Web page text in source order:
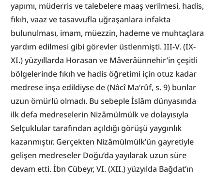
yapımı, müderris ve talebelere maaş verilmesi, hadis,
fıkıh, vaaz ve tasavvufla uğraşanlara infakta
bulunulması, imam, müezzin, hademe ve muhtaçlara
yardım edilmesi gibi görevler üstlenmişti. III-V. (IX-
XI.) yüzyıllarda Horasan ve Mâverâünnehir’in çeşitli
bölgelerinde fıkıh ve hadis öğretimi için otuz kadar
medrese inşa edildiyse de (Nâcî Ma‘rûf, s. 9) bunlar
uzun ömürlü olmadı. Bu sebeple İslâm dünyasında
ilk defa medreselerin Nizâmülmülk ve dolayısıyla
Selçuklular tarafından açıldığı görüşü yaygınlık
kazanmıştır. Gerçekten Nizâmülmülk’ün gayretiyle
gelişen medreseler Doğu’da yayılarak uzun süre
devam etti. İbn Cübeyr, VI. (XII.) yüzyılda Bağdat’ın